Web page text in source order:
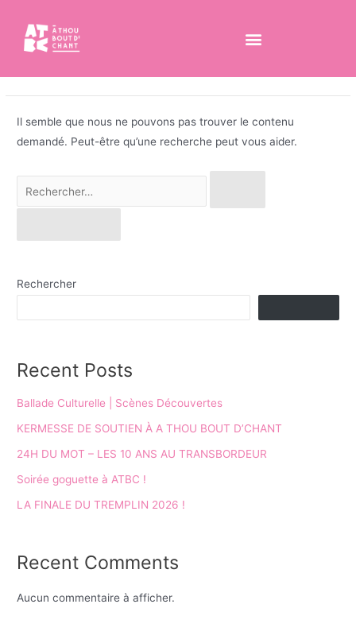
Jeune Public
Il semble que nous ne pouvons pas trouver le contenu
demandé. Peut-être qu’une recherche peut vous aider.
Rechercher
Recent Posts
Ballade Culturelle | Scènes Découvertes
KERMESSE DE SOUTIEN À A THOU BOUT D’CHANT
24H DU MOT – LES 10 ANS AU TRANSBORDEUR
Soirée goguette à ATBC !​
LA FINALE DU TREMPLIN 2026 !
Recent Comments
Aucun commentaire à afficher.